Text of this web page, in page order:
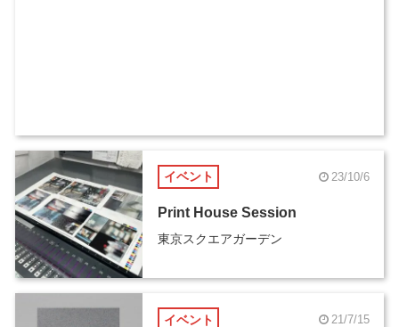
イベント 23/10/6
Print House Session
東京スクエアガーデン
イベント 21/7/15